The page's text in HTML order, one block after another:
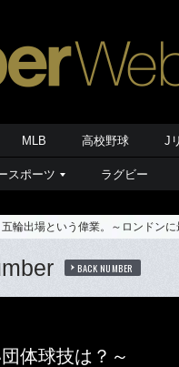
MLB 高校野球 J
スポーツ ラグビー
五輪出場という偉業。～ロンドン
BACK NUMBER
体球技は？～